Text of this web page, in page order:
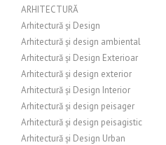
ARHITECTURĂ
Arhitectură și Design
Arhitectură și design ambiental
Arhitectură și Design Exterioar
Arhitectură și design exterior
Arhitectură și Design Interior
Arhitectură și design peisager
Arhitectură și design peisagistic
Arhitectură și Design Urban